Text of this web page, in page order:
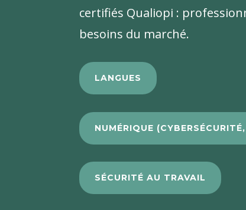
certifiés Qualiopi :
besoins du marché.
LANGUES
NUMÉRIQUE
SÉCURITÉ AU TRAVAIL